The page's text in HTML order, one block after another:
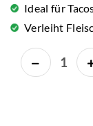
Ideal für
Verleiht